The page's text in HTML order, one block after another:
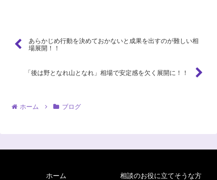
あらかじめ行動を決めておかないと成果を出すのが難しい相
場展開！！
「後は野となれ山となれ」相場で安定感を欠く展開に！！
ホーム ブログ
ホーム 相談のお役に立てそうな方